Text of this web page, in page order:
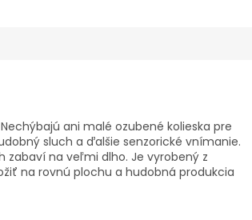
ani malé ozubené kolieska pre
sluch a ďalšie senzorické vnímanie.
zabaví na veľmi dlho. Je vyrobený z
na rovnú plochu a hudobná produkcia